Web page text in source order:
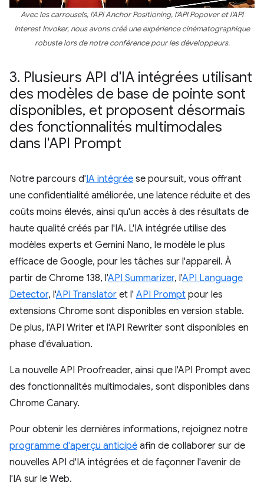
Avec les carrousels, l'API Anchor Positioning, l'API Popover et l'API
Interest Invoker, nous avons créé une expérience cinématographique
robuste lors de notre conférence pour les développeurs.
3. Plusieurs API d'IA intégrées utilisant
des modèles de base de pointe sont
disponibles, et proposent désormais
des fonctionnalités multimodales
dans l'API Prompt
Notre parcours d'IA intégrée se poursuit, vous offrant
une confidentialité améliorée, une latence réduite et des
coûts moins élevés, ainsi qu'un accès à des résultats de
haute qualité créés par l'IA. L'IA intégrée utilise des
modèles experts et Gemini Nano, le modèle le plus
efficace de Google, pour les tâches sur l'appareil. À
partir de Chrome 138, l'API Summarizer, l'API Language
Detector, l'API Translator et l' API Prompt pour les
extensions Chrome sont disponibles en version stable.
De plus, l'API Writer et l'API Rewriter sont disponibles en
phase d'évaluation.
La nouvelle API Proofreader, ainsi que l'API Prompt avec
des fonctionnalités multimodales, sont disponibles dans
Chrome Canary.
Pour obtenir les dernières informations, rejoignez notre
programme d'aperçu anticipé afin de collaborer sur de
nouvelles API d'IA intégrées et de façonner l'avenir de
l'IA sur le Web.